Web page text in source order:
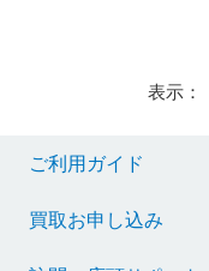
表示：
ご利用ガイド
買取お申し込み